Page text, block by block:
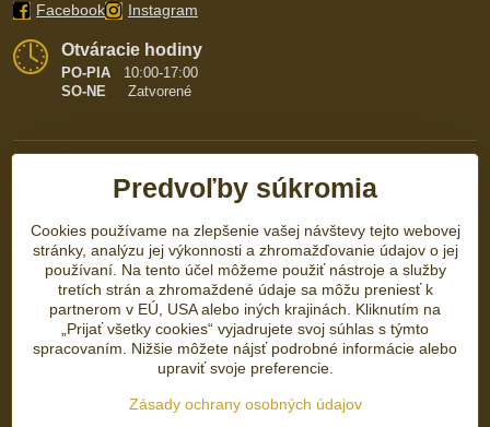
Facebook Instagram
Otváracie hodiny
PO-PIA
10:00-17:00
SO-NE Zatvorené
Predvoľby súkromia
Cookies používame na zlepšenie vašej návštevy tejto webovej
stránky, analýzu jej výkonnosti a zhromažďovanie údajov o jej
používaní. Na tento účel môžeme použiť nástroje a služby
tretích strán a zhromaždené údaje sa môžu preniesť k
partnerom v EÚ, USA alebo iných krajinách. Kliknutím na
„Prijať všetky cookies“ vyjadrujete svoj súhlas s týmto
spracovaním. Nižšie môžete nájsť podrobné informácie alebo
upraviť svoje preferencie.
Zásady ochrany osobných údajov